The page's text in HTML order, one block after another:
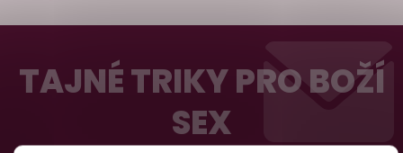
Nikdo nepozná, co jste si objednali. Mrkněte,
vypadá balíček.
TAJNÉ TRIKY PRO BOŽÍ
SEX